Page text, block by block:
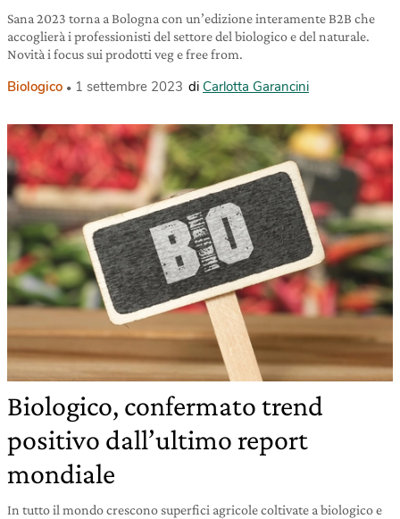
Sana 2023 torna a Bologna con un’edizione interamente B2B che
accoglierà i professionisti del settore del biologico e del naturale.
Novità i focus sui prodotti veg e free from.
Biologico 1 settembre 2023 di Carlotta Garancini
Biologico, confermato trend
positivo dall’ultimo report
mondiale
In tutto il mondo crescono superfici agricole coltivate a biologico e